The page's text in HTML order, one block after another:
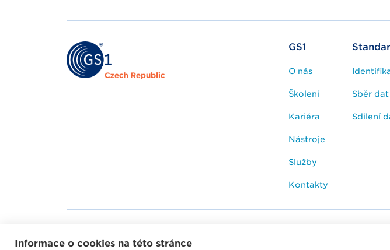
GS1
O nás
Školení
Kariéra
Nástroje
Služby
Kontakty
Sběr dat
Sdílení
Informace o cookies na této stránce